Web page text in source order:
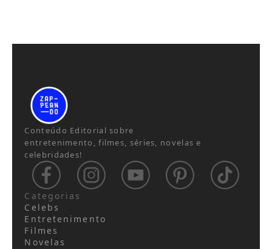
Conteúdo Editorial sobre
entretenimento, filmes, séries, novelas e
celebridades!
Categorias
Celebs
Entretenimento
Filmes
Novelas